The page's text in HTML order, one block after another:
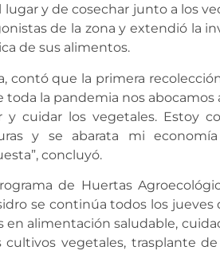
y de cosechar junto a los
de la zona y extendió la
de sus alimentos.
contó que la primera
toda la pandemia nos abocamos
y cuidar los vegetales. Estoy
y se abarata mi
concluyó.
de Huertas
se continúa todos los jueves
en alimentación saludable,
vegetales, trasplante